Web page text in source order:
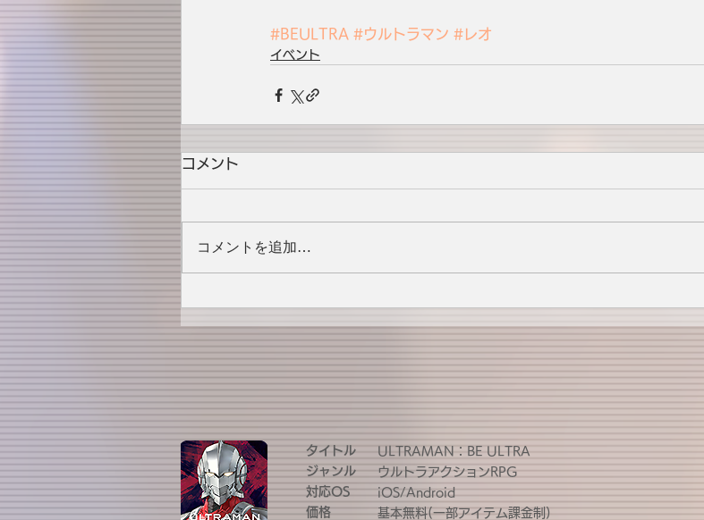
#BEULTRA #ウルトラマン #レオ
イベント
コメント
コメントを追加…
タイトル
ジャンル
対応OS
価格
ULTRAMAN：BE ULTRA
ウルトラアクションRPG
iOS/Android
基本無料(一部アイテム課金制)